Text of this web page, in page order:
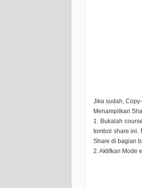
Jika sudah,
Menampilkan
1. Bukalah
tombol share ini.
Share di bagian
2. Aktifkan Mode